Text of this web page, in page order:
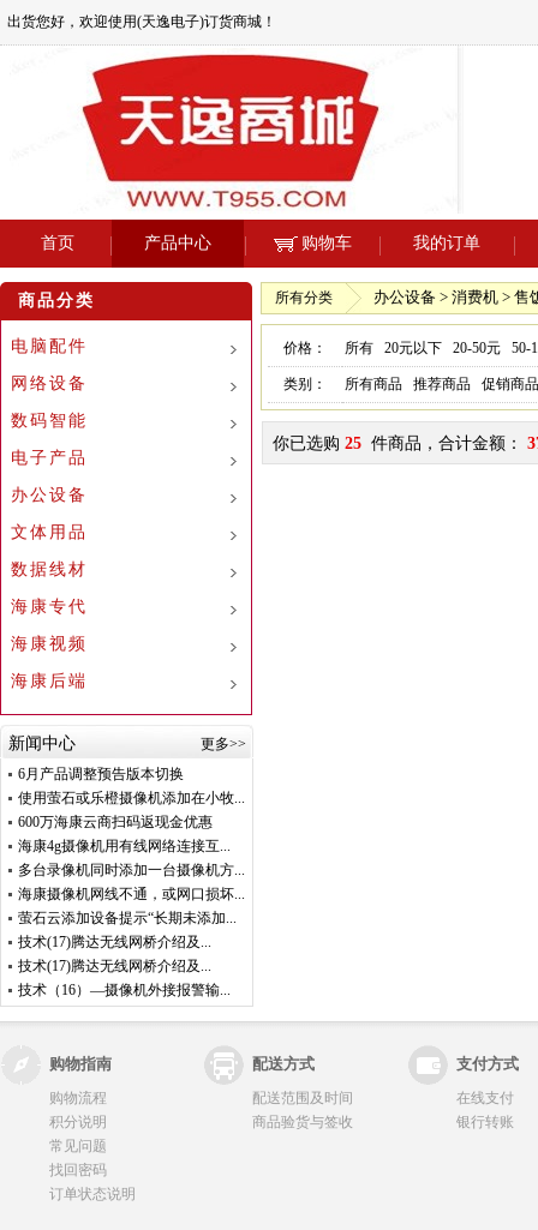
出货您好，欢迎使用(天逸电子)订货商城！
首页 产品中心 购物车 我的订单
商品分类
电脑配件
网络设备
数码智能
电子产品
办公设备
文体用品
数据线材
海康专代
海康视频
海康后端
新闻中心
更多>>
6月产品调整预告版本切换
使用萤石或乐橙摄像机添加在小牧...
600万海康云商扫码返现金优惠
海康4g摄像机用有线网络连接互...
多台录像机同时添加一台摄像机方...
海康摄像机网线不通，或网口损坏...
萤石云添加设备提示“长期未添加...
技术(17)腾达无线网桥介绍及...
技术(17)腾达无线网桥介绍及...
技术（16）—摄像机外接报警输...
所有分类 办公设备 > 消费机 > 售
价格： 所有 20元以下 20-50元 50-
类别： 所有商品 推荐商品 促销商品
你已选购 25 件商品，合计金额：
购物指南 配送方式 支付方式
购物流程
积分说明
常见问题
找回密码
订单状态说明
配送范围及时间
商品验货与签收
在线支付
银行转账